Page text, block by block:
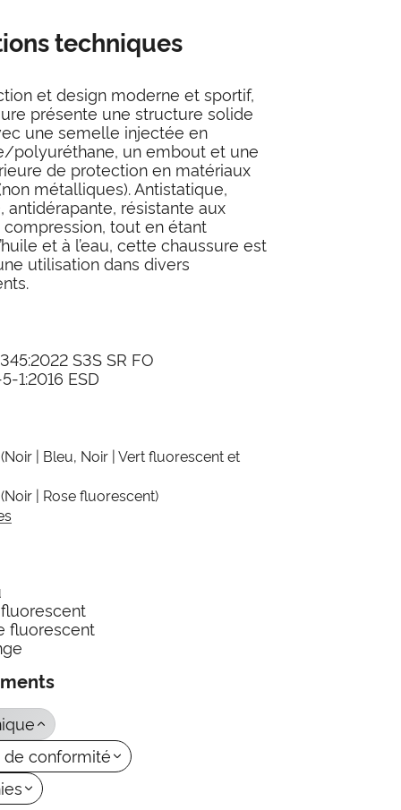
techniques
et design moderne et sportif,
présente une structure solide
une semelle injectée en
polyuréthane, un embout et une
de protection en matériaux
métalliques). Antistatique,
antidérapante, résistante aux
tout en étant
et à l’eau, cette chaussure est
utilisation dans divers
S3S SR FO
1:2016 ESD
(Noir | Bleu, Noir | Vert fluorescent et
(Noir | Rose fluorescent)
fluorescent
de conformité